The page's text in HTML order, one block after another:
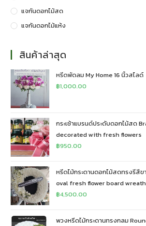
แจกันดอกไม้สด
แจกันดอกไม้แห้ง
สินค้าล่าสุด
หรีดพัดลม My Home 16 นิ้วสไลด์
฿1,000.00
กระเช้าแบรนด์ประดับดอกไม้สด
decorated with fresh flowers
฿950.00
หรีดไม้กระดานดอกไม้สดทรงรีสี
oval fresh flower board
฿4,500.00
พวงหรีดไม้กระดานทรงกลม